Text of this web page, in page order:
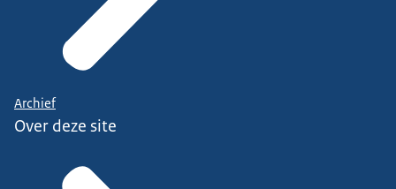
Archief
Over deze site